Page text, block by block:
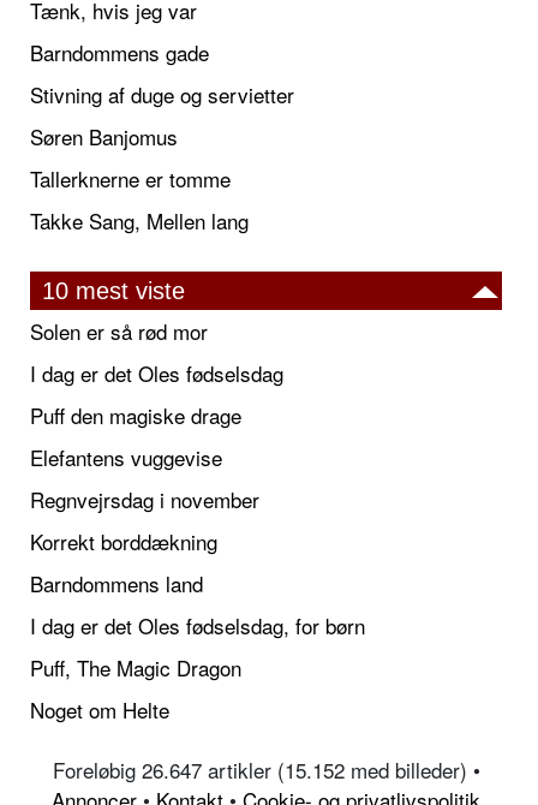
Tænk, hvis jeg var
Barndommens gade
Stivning af duge og servietter
Søren Banjomus
Tallerknerne er tomme
Takke Sang, Mellen lang
10 mest viste
Solen er så rød mor
I dag er det Oles fødselsdag
Puff den magiske drage
Elefantens vuggevise
Regnvejrsdag i november
Korrekt borddækning
Barndommens land
I dag er det Oles fødselsdag, for børn
Puff, The Magic Dragon
Noget om Helte
Foreløbig 26.647 artikler (15.152 med billeder) •